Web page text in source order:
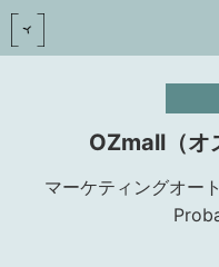
OZmall（オ
マーケティングオー